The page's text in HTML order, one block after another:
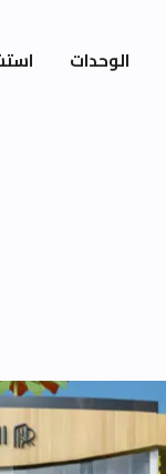
الوحدات